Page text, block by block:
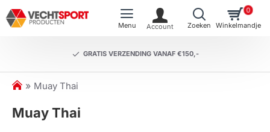
GRATIS VERZENDING VANAF €150,-
0
h
m
Muay Thai
Muay Thai